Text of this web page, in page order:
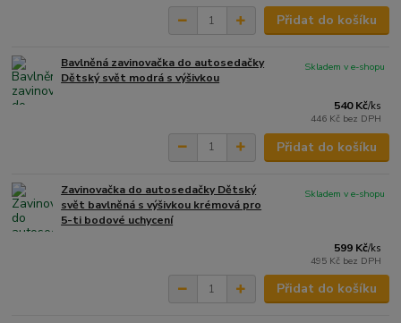
Přidat do košíku
Bavlněná zavinovačka do autosedačky
Dětský svět modrá s výšivkou
540 Kč/ks
446 Kč bez DPH
Skladem v e-shopu
Přidat do košíku
Zavinovačka do autosedačky Dětský
svět bavlněná s výšivkou krémová pro
5-ti bodové uchycení
599 Kč/ks
495 Kč bez DPH
Skladem v e-shopu
Přidat do košíku